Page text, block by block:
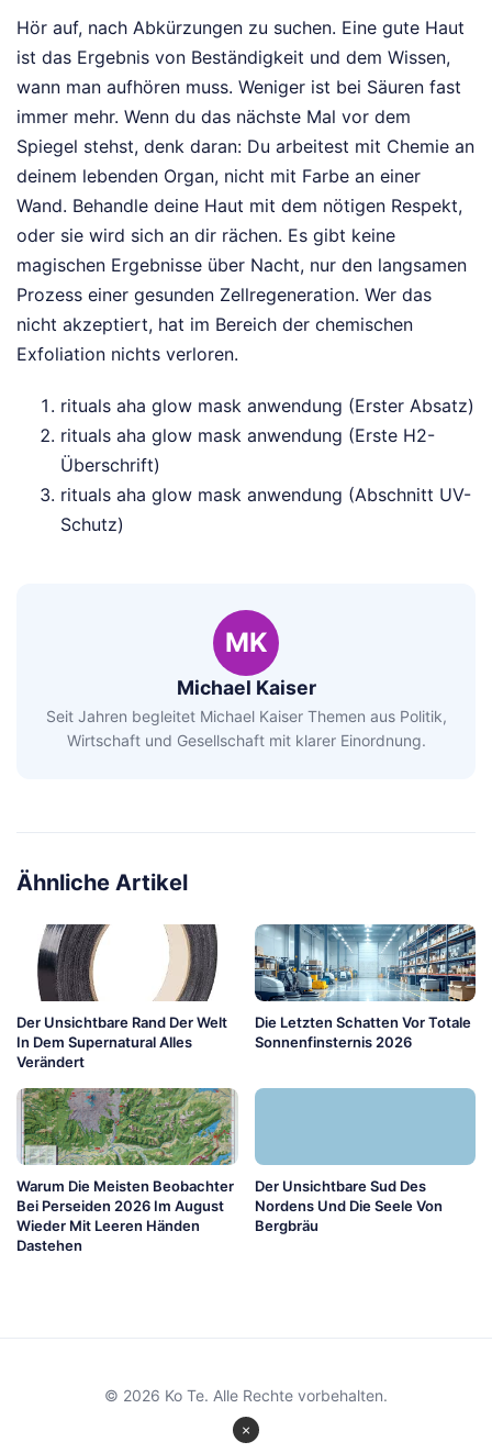
Hör auf, nach Abkürzungen zu suchen. Eine gute Haut
ist das Ergebnis von Beständigkeit und dem Wissen,
wann man aufhören muss. Weniger ist bei Säuren fast
immer mehr. Wenn du das nächste Mal vor dem
Spiegel stehst, denk daran: Du arbeitest mit Chemie an
deinem lebenden Organ, nicht mit Farbe an einer
Wand. Behandle deine Haut mit dem nötigen Respekt,
oder sie wird sich an dir rächen. Es gibt keine
magischen Ergebnisse über Nacht, nur den langsamen
Prozess einer gesunden Zellregeneration. Wer das
nicht akzeptiert, hat im Bereich der chemischen
Exfoliation nichts verloren.
rituals aha glow mask anwendung (Erster Absatz)
rituals aha glow mask anwendung (Erste H2-
Überschrift)
rituals aha glow mask anwendung (Abschnitt UV-
Schutz)
MK
Michael Kaiser
Seit Jahren begleitet Michael Kaiser Themen aus Politik,
Wirtschaft und Gesellschaft mit klarer Einordnung.
Ähnliche Artikel
Der Unsichtbare Rand Der Welt
In Dem Supernatural Alles
Verändert
Die Letzten Schatten Vor Totale
Sonnenfinsternis 2026
Warum Die Meisten Beobachter
Bei Perseiden 2026 Im August
Wieder Mit Leeren Händen
Dastehen
Der Unsichtbare Sud Des
Nordens Und Die Seele Von
Bergbräu
×
© 2026 Ko Te. Alle Rechte vorbehalten.